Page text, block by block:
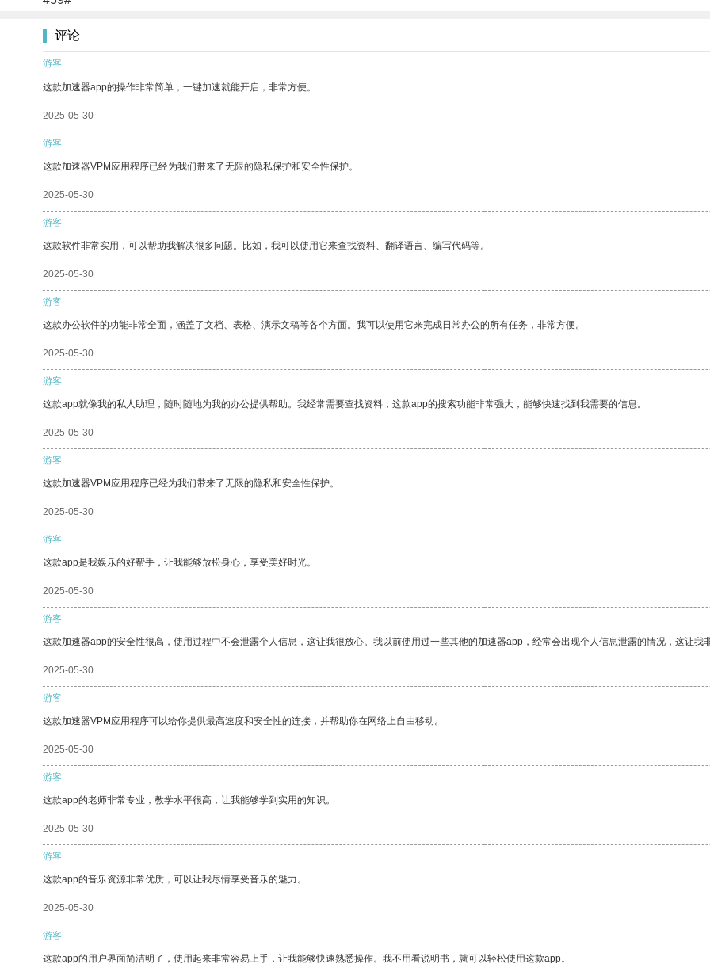
评论
游客
这款加速器app的操作非常简单，一键加速就能开启，非常方便。
2025-05-30
游客
这款加速器VPM应用程序已经为我们带来了无限的隐私保护和安全性保护。
2025-05-30
游客
这款软件非常实用，可以帮助我解决很多问题。比如，我可以使用它来查找资料、翻译语言、编写代码等。
2025-05-30
游客
这款办公软件的功能非常全面，涵盖了文档、表格、演示文稿等各个方面。我可以使用它来完成日常办公的所有任务，非常方便。
2025-05-30
游客
这款app就像我的私人助理，随时随地为我的办公提供帮助。我经常需要查找资料，这款app的搜索功能非常强大，能够快速找到我需要的信息。
2025-05-30
游客
这款加速器VPM应用程序已经为我们带来了无限的隐私和安全性保护。
2025-05-30
游客
这款app是我娱乐的好帮手，让我能够放松身心，享受美好时光。
2025-05-30
游客
这款加速器app的安全性很高，使用过程中不会泄露个人信息，这让我很放心。我以前使用过一些其他的加速器app，经常会出现个人信息泄露的情况，这让我
2025-05-30
游客
这款加速器VPM应用程序可以给你提供最高速度和安全性的连接，并帮助你在网络上自由移动。
2025-05-30
游客
这款app的老师非常专业，教学水平很高，让我能够学到实用的知识。
2025-05-30
游客
这款app的音乐资源非常优质，可以让我尽情享受音乐的魅力。
2025-05-30
游客
这款app的用户界面简洁明了，使用起来非常容易上手，让我能够快速熟悉操作。我不用看说明书，就可以轻松使用这款app。